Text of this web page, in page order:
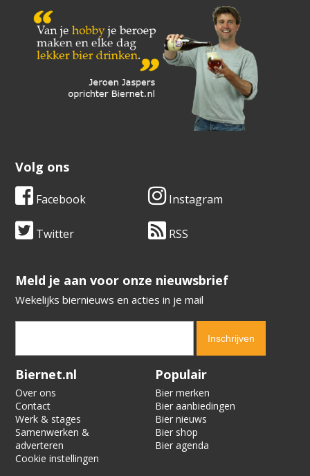
Volg ons
Facebook Instagram
Twitter RSS
​​​​​​​Meld je aan voor onze nieuwsbrief
Wekelijks biernieuws en acties in je mail
Verification code:
Biernet.nl
Over ons
Contact
Werk & stages
Samenwerken &
adverteren
Cookie instellingen
Populair
Bier merken
Bier aanbiedingen
Bier nieuws
Bier shop
Bier agenda